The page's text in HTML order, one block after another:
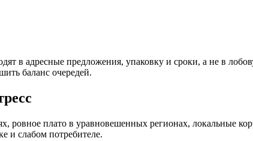
в адресные предложения, упаковку и сроки, а не в
баланс очередей.
ровное плато в уравновешенных регионах, локальные
и слабом потребителе.